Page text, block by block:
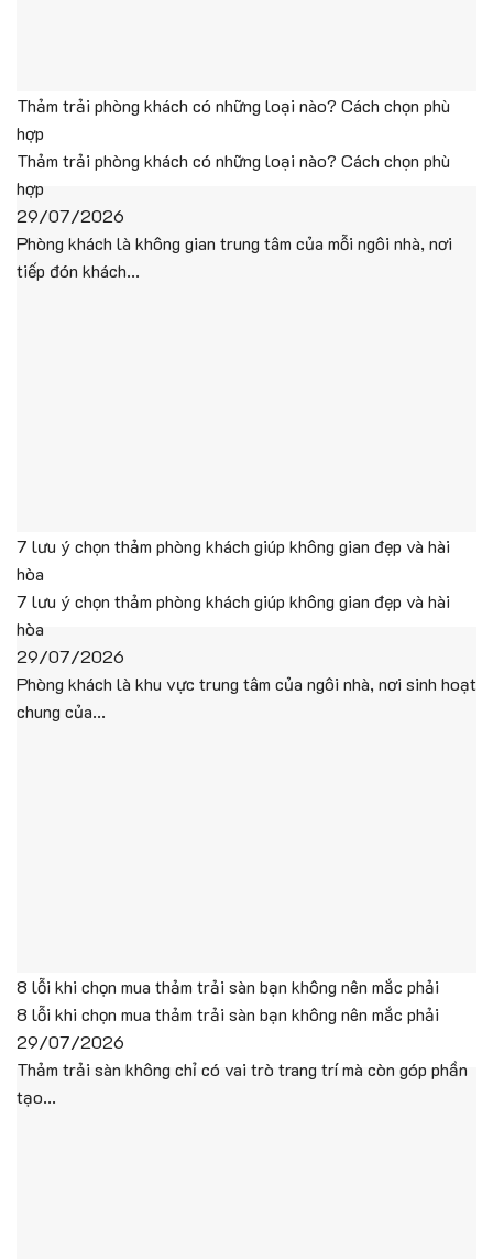
Thảm trải phòng khách có những loại nào? Cách chọn phù
hợp
Thảm trải phòng khách có những loại nào? Cách chọn phù
hợp
29/07/2026
Phòng khách là không gian trung tâm của mỗi ngôi nhà, nơi
tiếp đón khách...
7 lưu ý chọn thảm phòng khách giúp không gian đẹp và hài
hòa
7 lưu ý chọn thảm phòng khách giúp không gian đẹp và hài
hòa
29/07/2026
Phòng khách là khu vực trung tâm của ngôi nhà, nơi sinh hoạt
chung của...
8 lỗi khi chọn mua thảm trải sàn bạn không nên mắc phải
8 lỗi khi chọn mua thảm trải sàn bạn không nên mắc phải
29/07/2026
Thảm trải sàn không chỉ có vai trò trang trí mà còn góp phần
tạo...